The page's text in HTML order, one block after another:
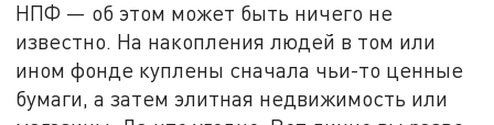
НПФ — об этом может быть ничего не
известно. На накопления людей в том или
ином фонде куплены сначала чьи-то ценные
бумаги, а затем элитная недвижимость или